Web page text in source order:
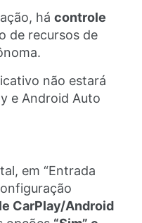
hácontrole
de recursos de
não estará
e Android Auto
em “Entrada
CarPlay/Android